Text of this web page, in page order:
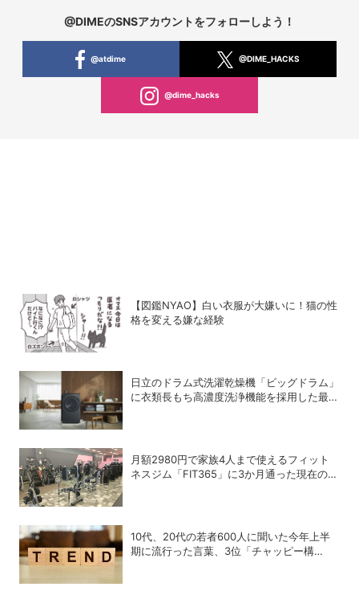
@DIMEのSNSアカウントをフォローしよう！
@atdime @DIME_HACKS
@dime_hacks
【図鑑NYAO】白い衣服が大嫌いに！猫の性
格を変える嫌な経験
日立のドラム式洗濯乾燥機「ビッグドラム」
に衣類長もち高濃度洗浄機能を採用した最新
月額2980円で家族4人まで使えるフィット
ネスジム「FIT365」に3か月通った現在のリ
10代、20代の若者600人に聞いた今年上半
期に流行った言葉、3位「チャッピー構